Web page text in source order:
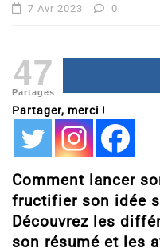
7 Avr 2023 0
47
Partages
Partager, merci !
Comment lancer
fructifier son idée
Découvrez les
son résumé et les